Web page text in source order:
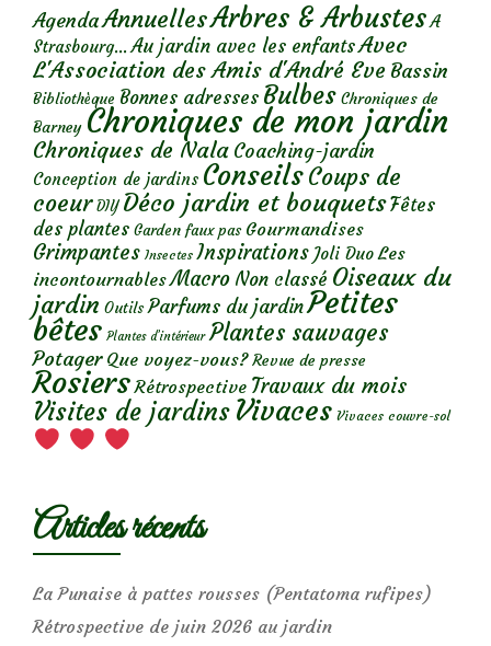
AgendaAnnuellesArbres & Arbustes A
Strasbourg... Au jardin avec les enfantsAvec
L'Association des Amis d'André Eve Bassin
Bibliothèque Bonnes adresses Bulbes Chroniques de
Barney Chroniques de mon jardin
Chroniques de Nala Coaching-jardin
Conception de jardins ConseilsCoups de
coeur DIY Déco jardin et bouquetsFêtes
des plantes Garden faux pas Gourmandises
Grimpantes Insectes Inspirations Joli Duo Les
incontournables Macro Non classé Oiseaux du
jardin Outils Parfums du jardinPetites
bêtes Plantes d’intérieur Plantes sauvages
Potager Que voyez-vous? Revue de presse
Rosiers Rétrospective Travaux du mois
Visites de jardins Vivaces Vivaces couvre-sol
Articles récents
La Punaise à pattes rousses (Pentatoma rufipes)
Rétrospective de juin 2026 au jardin